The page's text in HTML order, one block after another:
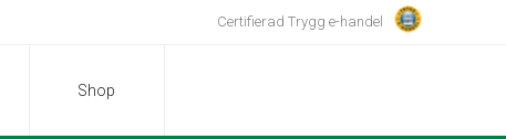
Certifierad Trygg e-handel
Shop